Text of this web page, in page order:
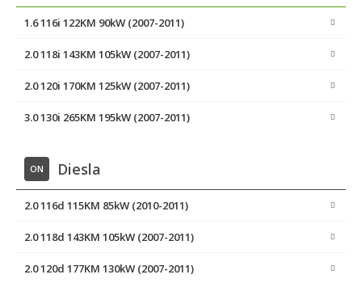
1.6 116i 122KM 90kW (2007-2011)
2.0 118i 143KM 105kW (2007-2011)
2.0 120i 170KM 125kW (2007-2011)
3.0 130i 265KM 195kW (2007-2011)
ON Diesla
2.0 116d 115KM 85kW (2010-2011)
2.0 118d 143KM 105kW (2007-2011)
2.0 120d 177KM 130kW (2007-2011)